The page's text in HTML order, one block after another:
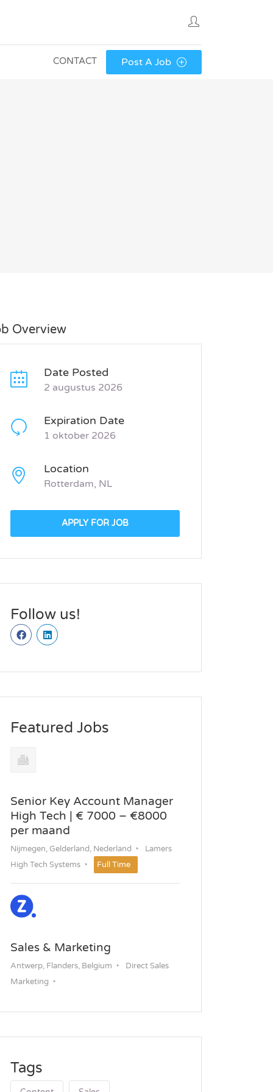
CONTACT Post A Job
Overview
Date Posted
2 augustus 2026
Expiration Date
1 oktober 2026
Location
Rotterdam, NL
APPLY FOR JOB
Follow us!
Featured Jobs
Senior Key Account Manager
High Tech | € 7000 – €8000
per maand
Nijmegen, Gelderland, Nederland
Lamers
High Tech Systems
Full Time
Sales & Marketing
Antwerp, Flanders, Belgium
Direct Sales
Marketing
Tags